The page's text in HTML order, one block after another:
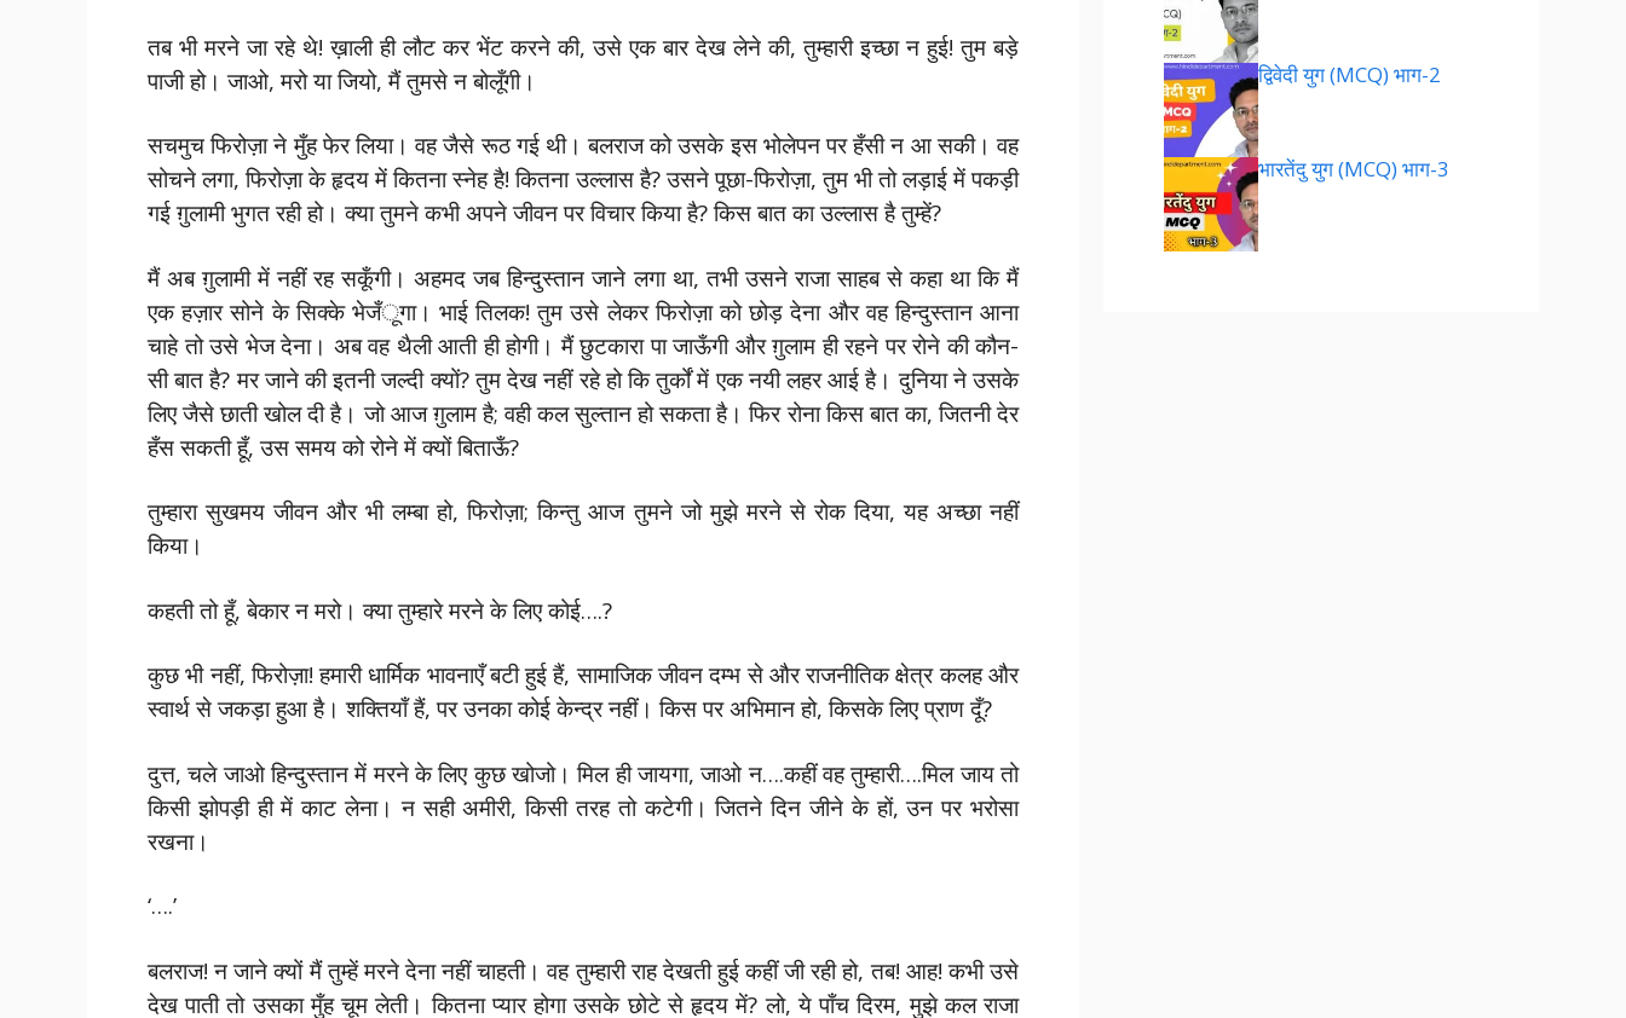
तब भी मरने जा रहे थे! ख़ाली ही लौट कर भेंट करने की, उसे एक बार देख लेने की, तुम्हारी इच्छा न हुई! तुम बड़े
पाजी हो। जाओ, मरो या जियो, मैं तुमसे न बोलूँगी।
सचमुच फिरोज़ा ने मुँह फेर लिया। वह जैसे रूठ गई थी। बलराज को उसके इस भोलेपन पर हँसी न आ सकी। वह
सोचने लगा, फिरोज़ा के हृदय में कितना स्नेह है! कितना उल्लास है? उसने पूछा-फिरोज़ा, तुम भी तो लड़ाई में पकड़ी
गई ग़ुलामी भुगत रही हो। क्या तुमने कभी अपने जीवन पर विचार किया है? किस बात का उल्लास है तुम्हें?
मैं अब ग़ुलामी में नहीं रह सकूँगी। अहमद जब हिन्दुस्तान जाने लगा था, तभी उसने राजा साहब से कहा था कि मैं
एक हज़ार सोने के सिक्के भेजँूगा। भाई तिलक! तुम उसे लेकर फिरोज़ा को छोड़ देना और वह हिन्दुस्तान आना
चाहे तो उसे भेज देना। अब वह थैली आती ही होगी। मैं छुटकारा पा जाऊँगी और ग़ुलाम ही रहने पर रोने की कौन-
सी बात है? मर जाने की इतनी जल्दी क्यों? तुम देख नहीं रहे हो कि तुर्कों में एक नयी लहर आई है। दुनिया ने उसके
लिए जैसे छाती खोल दी है। जो आज ग़ुलाम है; वही कल सुल्तान हो सकता है। फिर रोना किस बात का, जितनी देर
हँस सकती हूँ, उस समय को रोने में क्यों बिताऊँ?
तुम्हारा सुखमय जीवन और भी लम्बा हो, फिरोज़ा; किन्तु आज तुमने जो मुझे मरने से रोक दिया, यह अच्छा नहीं
किया।
कहती तो हूँ, बेकार न मरो। क्या तुम्हारे मरने के लिए कोई….?
कुछ भी नहीं, फिरोज़ा! हमारी धार्मिक भावनाएँ बटी हुई हैं, सामाजिक जीवन दम्भ से और राजनीतिक क्षेत्र कलह और
स्वार्थ से जकड़ा हुआ है। शक्तियाँ हैं, पर उनका कोई केन्द्र नहीं। किस पर अभिमान हो, किसके लिए प्राण दूँ?
दुत्त, चले जाओ हिन्दुस्तान में मरने के लिए कुछ खोजो। मिल ही जायगा, जाओ न….कहीं वह तुम्हारी….मिल जाय तो
किसी झोपड़ी ही में काट लेना। न सही अमीरी, किसी तरह तो कटेगी। जितने दिन जीने के हों, उन पर भरोसा
रखना।
‘….’
बलराज! न जाने क्यों मैं तुम्हें मरने देना नहीं चाहती। वह तुम्हारी राह देखती हुई कहीं जी रही हो, तब! आह! कभी उसे
देख पाती तो उसका मुँह चूम लेती। कितना प्यार होगा उसके छोटे से हृदय में? लो, ये पाँच दिरम, मुझे कल राजा
द्विवेदी युग (MCQ) भाग-2
भारतेंदु युग (MCQ) भाग-3